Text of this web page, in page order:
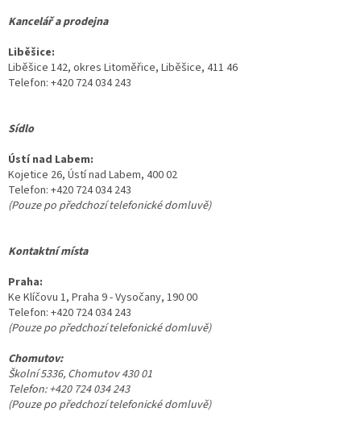
Kancelář a prodejna
Liběšice:
Liběšice 142, okres Litoměřice, Liběšice, 411 46
Telefon: +420 724 034 243
Sídlo
Ústí nad Labem:
Kojetice 26, Ústí nad Labem, 400 02
Telefon: +420 724 034 243
(Pouze po předchozí telefonické domluvě)
Kontaktní místa
Praha:
Ke Klíčovu 1, Praha 9 - Vysočany, 190 00
Telefon: +420 724 034 243
(Pouze po předchozí telefonické domluvě)
Chomutov:
Školní 5336, Chomutov 430 01
Telefon: +420 724 034 243
(Pouze po předchozí telefonické domluvě)